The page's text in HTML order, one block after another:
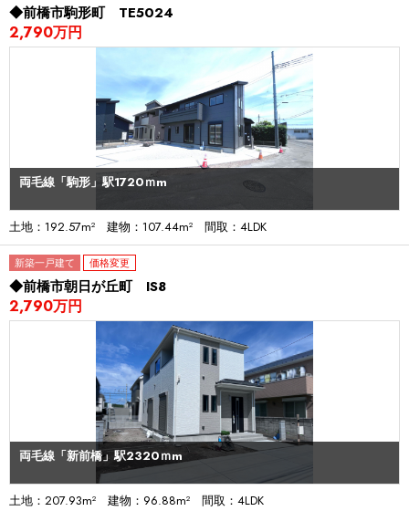
◆前橋市駒形町 TE5024
2,790万円
両毛線「駒形」駅1720ｍm
土地：192.57m² 建物：107.44m² 間取：4LDK
新築一戸建て 価格変更
◆前橋市朝日が丘町 IS8
2,790万円
両毛線「新前橋」駅2320ｍm
土地：207.93m² 建物：96.88m² 間取：4LDK